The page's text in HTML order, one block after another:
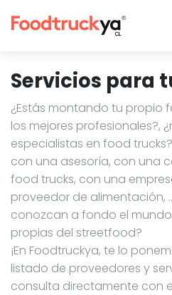
Servicios para
¿Estás montando tu propio
los mejores profesionales?,
especialistas en food
con una asesoría, con una
food trucks, con una
proveedor de alimentación,
conozcan a fondo el
propias del streetfood?
¡En Foodtruckya, te lo
listado de proveedores y
consulta directamente con